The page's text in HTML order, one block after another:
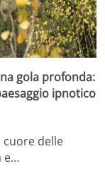
gola profonda:
ipnotico
cuore delle
e…